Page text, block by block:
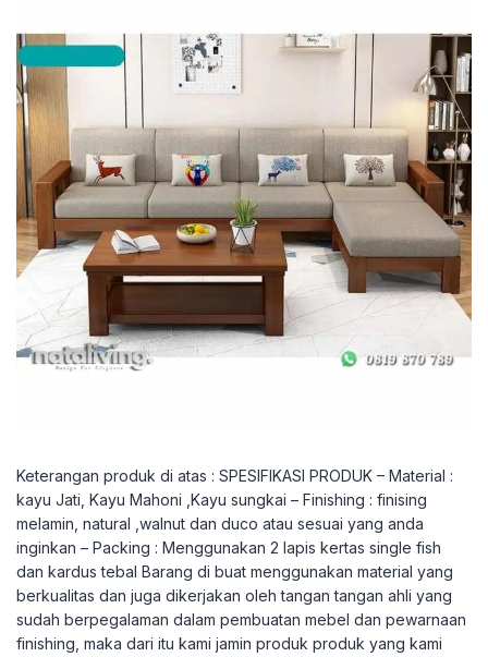
Keterangan produk di atas : SPESIFIKASI PRODUK – Material :
kayu Jati, Kayu Mahoni ,Kayu sungkai – Finishing : finising
melamin, natural ,walnut dan duco atau sesuai yang anda
inginkan – Packing : Menggunakan 2 lapis kertas single fish
dan kardus tebal Barang di buat menggunakan material yang
berkualitas dan juga dikerjakan oleh tangan tangan ahli yang
sudah berpegalaman dalam pembuatan mebel dan pewarnaan
finishing, maka dari itu kami jamin produk produk yang kami